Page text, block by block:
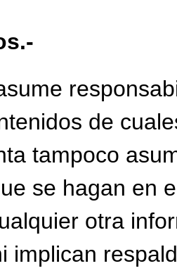
de
tampoco
se hagan en
otra
implican